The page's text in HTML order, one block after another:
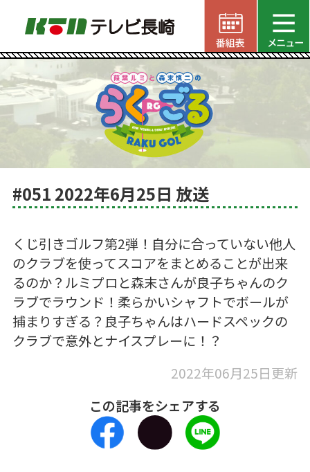
#051 2022年6月25日 放送
くじ引きゴルフ第2弾！自分に合っていない他人
のクラブを使ってスコアをまとめることが出来
るのか？ルミプロと森末さんが良子ちゃんのク
ラブでラウンド！柔らかいシャフトでボールが
捕まりすぎる？良子ちゃんはハードスペックの
クラブで意外とナイスプレーに！？
2022年06月25日更新
この記事をシェアする